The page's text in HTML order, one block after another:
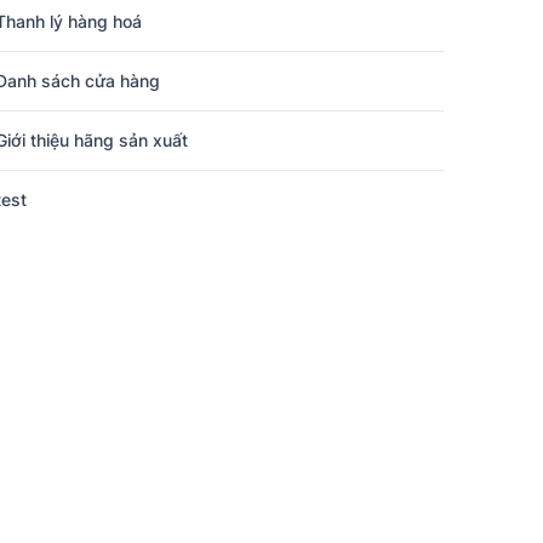
lý hàng hoá
sách cửa hàng
thiệu hãng sản xuất